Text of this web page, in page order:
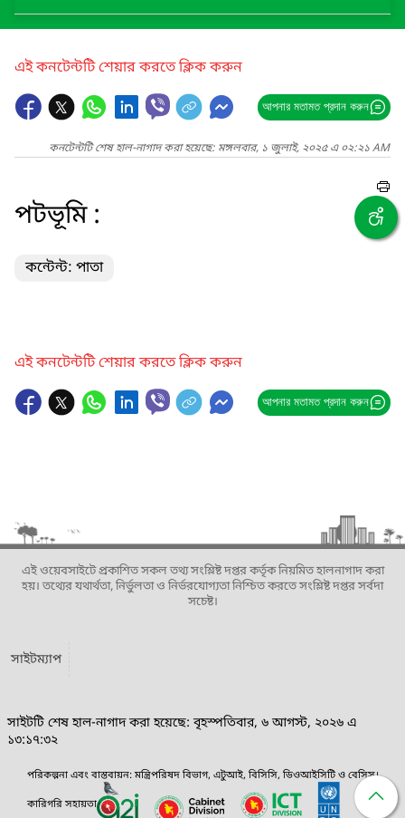
এই কনটেন্টটি শেয়ার করতে ক্লিক করুন
আপনার মতামত প্রদান করুন
কনটেন্টটি শেষ হাল-নাগাদ করা হয়েছে: মঙ্গলবার, ১ জুলাই, ২০২৫ এ ০২:২১ AM
পটভূমি :
কন্টেন্ট: পাতা
এই কনটেন্টটি শেয়ার করতে ক্লিক করুন
আপনার মতামত প্রদান করুন
এই ওয়েবসাইটে প্রকাশিত সকল তথ্য সংশ্লিষ্ট দপ্তর কর্তৃক নিয়মিত হালনাগাদ করা
হয়। তথ্যের যথার্থতা, নির্ভুলতা ও নির্ভরযোগ্যতা নিশ্চিত করতে সংশ্লিষ্ট দপ্তর সর্বদা
সচেষ্ট।
সাইটম্যাপ
সাইটটি শেষ হাল-নাগাদ করা হয়েছে: বৃহস্পতিবার, ৬ আগস্ট, ২০২৬ এ
১৩:১৭:৩২
পরিকল্পনা এবং বাস্তবায়ন: মন্ত্রিপরিষদ বিভাগ, এটুআই, বিসিসি, ডিওআইসিটি ও বেসিস।
কারিগরি সহায়তা